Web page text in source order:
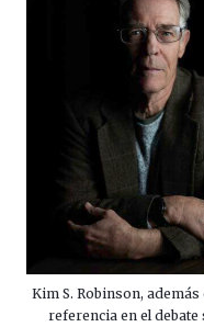
Kim S. Robinson,
referencia en el